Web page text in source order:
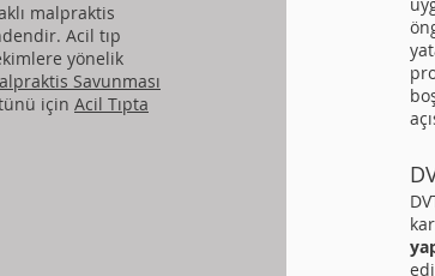
malpraktis
Acil tıp
yönelik
Savunması
için Acil Tıpta